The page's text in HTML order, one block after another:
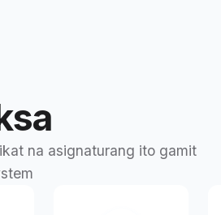
na asignaturang ito gamit